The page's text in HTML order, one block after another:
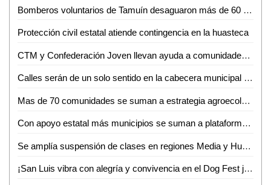
Bomberos voluntarios de Tamuín desaguaron más de 60 casas tras lluvias
Protección civil estatal atiende contingencia en la huasteca
CTM y Confederación Joven llevan ayuda a comunidades incomunicadas por lluvias en Ciudad Valles
Calles serán de un solo sentido en la cabecera municipal de Soledad: Juan Manuel Navarro
Mas de 70 comunidades se suman a estrategia agroecológica contra el gusano cogollero en la Huasteca
Con apoyo estatal más municipios se suman a plataforma México
Se amplía suspensión de clases en regiones Media y Huasteca
¡San Luis vibra con alegría y convivencia en el Dog Fest juventud 2025!